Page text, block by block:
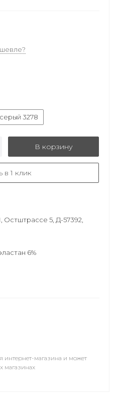
3278
В корзину
в 1 клик
5, Д-57392,
6%
интернет-магазина и может
магазинах